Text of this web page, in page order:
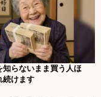
知らないまま買う人ほ
続けます